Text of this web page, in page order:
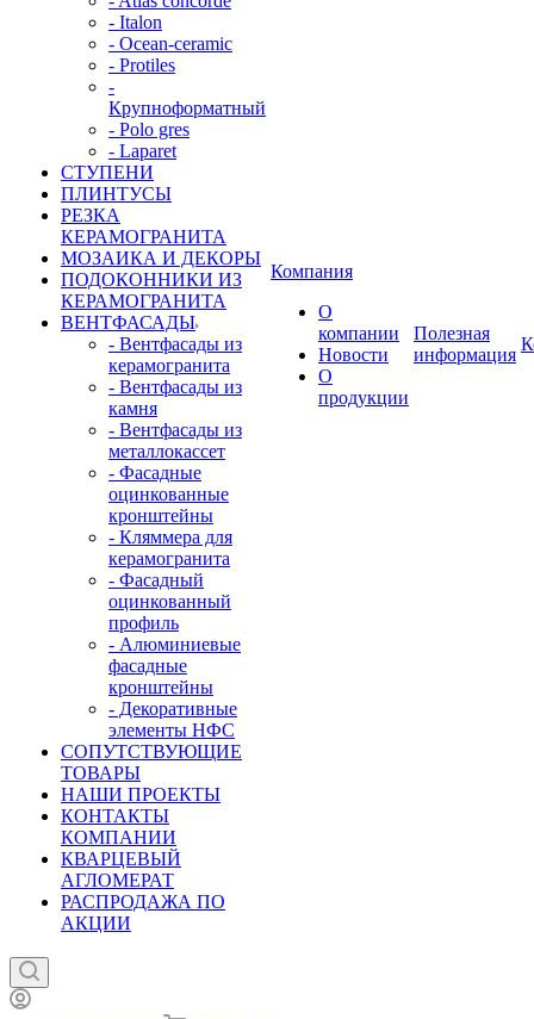
- Italon
- Ocean-ceramic
- Protiles
-
Крупноформатный
- Polo gres
- Laparet
СТУПЕНИ
ПЛИНТУСЫ
РЕЗКА
КЕРАМОГРАНИТА
МОЗАИКА И ДЕКОРЫ
ПОДОКОННИКИ ИЗ
КЕРАМОГРАНИТА
ВЕНТФАСАДЫ
- Вентфасады из
керамогранита
- Вентфасады из
камня
- Вентфасады из
металлокассет
- Фасадные
оцинкованные
кронштейны
- Кляммера для
керамогранита
- Фасадный
оцинкованный
профиль
- Алюминиевые
фасадные
кронштейны
- Декоративные
элементы НФС
СОПУТСТВУЮЩИЕ
ТОВАРЫ
НАШИ ПРОЕКТЫ
КОНТАКТЫ
КОМПАНИИ
КВАРЦЕВЫЙ
АГЛОМЕРАТ
РАСПРОДАЖА ПО
АКЦИИ
Компания
О
компании
Новости
О
продукции
Полезная
информация